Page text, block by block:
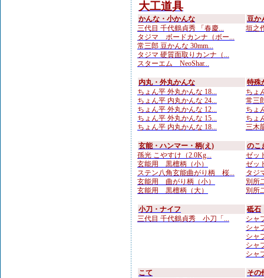
大工道具
かんな・小かんな
三代目 千代鶴貞秀 「春慶...
タジマ ボードカンナ（ボー...
常三郎 豆かんな 30mm...
タジマ 硬質面取りカンナ（...
スターエム NeoShar...
豆か
垣之
内丸・外丸かんな
ちょん平 外丸かんな 18...
ちょん平 内丸かんな 24...
ちょん平 外丸かんな 12...
ちょん平 外丸かんな 15...
ちょん平 内丸かんな 18...
特殊
ちょ
常三
ちょ
ちょ
三木
玄能・ハンマー・柄(え)
孫光 こやすけ（2.0Kg...
玄能用 黒檀柄（小）
ステン八角玄能曲がり柄 桜...
玄能用 曲がり柄（小）
玄能用 黒檀柄（大）
のこ
ゼッ
ゼッ
タジ
別所
別所
小刀・ナイフ
三代目 千代鶴貞秀 小刀「...
砥石
シャ
シャ
シャ
シャ
シャ
こて
その